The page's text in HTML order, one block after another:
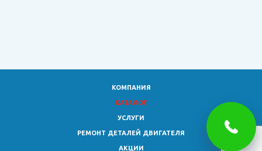
КОМПАНИЯ
КАТАЛОГ
УСЛУГИ
РЕМОНТ ДЕТАЛЕЙ ДВИГАТЕЛЯ
АКЦИИ